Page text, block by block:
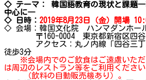
◇ テーマ：
韓国語教育の現状と課題
中心に―
◇ 日時： 2019年8月23日（金）開場
◇ 会場：韓国文化院 ハンマダンホー
〒160-0004 東京都新宿区四谷
アクセス：丸ノ内線「四谷三丁
徒歩3分
※会場内でのご飲食はご遠慮いただ
は周辺のレストラン等をご利用ください
（飲料の自動販売機あり）。